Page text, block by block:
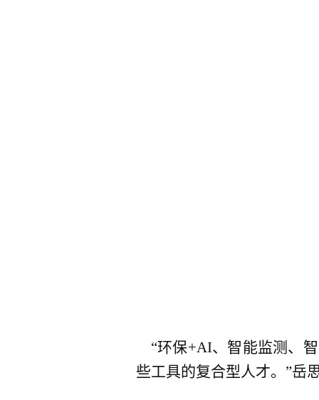
“环保+AI、智能监测、
些工具的复合型人才。”岳